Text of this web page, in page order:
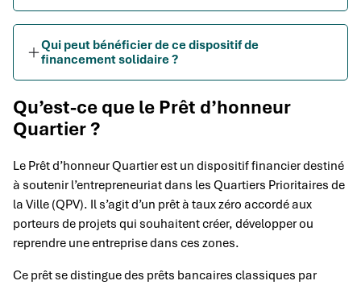
Qui peut bénéficier de ce dispositif de
financement solidaire ?
Qu’est-ce que le Prêt d’honneur
Quartier ?
Le Prêt d’honneur Quartier est un dispositif financier destiné
à soutenir l’entrepreneuriat dans les Quartiers Prioritaires de
la Ville (QPV). Il s’agit d’un prêt à taux zéro accordé aux
porteurs de projets qui souhaitent créer, développer ou
reprendre une entreprise dans ces zones.
Ce prêt se distingue des prêts bancaires classiques par